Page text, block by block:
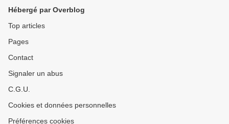
Hébergé par Overblog
Top articles
Pages
Contact
Signaler un abus
C.G.U.
Cookies et données personnelles
Préférences cookies